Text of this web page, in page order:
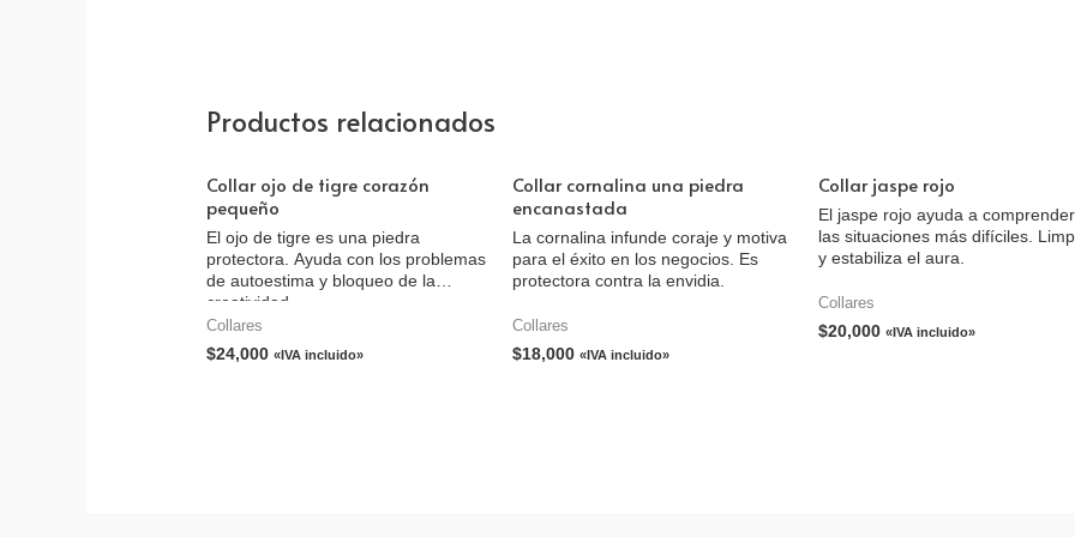
Productos relacionados
Collar ojo de tigre corazón
pequeño
El ojo de tigre es una piedra
protectora. Ayuda con los problemas
de autoestima y bloqueo de la
creatividad.
Collares
$24,000 «IVA incluido»
Collar cornalina una piedra
encanastada
La cornalina infunde coraje y motiva
para el éxito en los negocios. Es
protectora contra la envidia.
Collares
$18,000 «IVA incluido»
Collar jaspe rojo
El jaspe rojo ayuda a comprender
las situaciones más difíciles.
y estabiliza el aura.
Collares
$20,000 «IVA incluido»